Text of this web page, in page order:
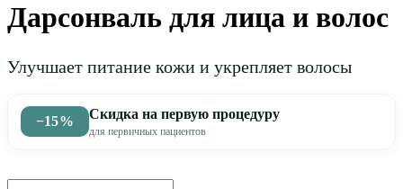
Дарсонваль для лица и волос
Улучшает питание кожи и укрепляет волосы
−15% Скидка на первую процедуру
для первичных пациентов